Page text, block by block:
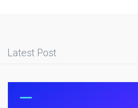
Latest Post